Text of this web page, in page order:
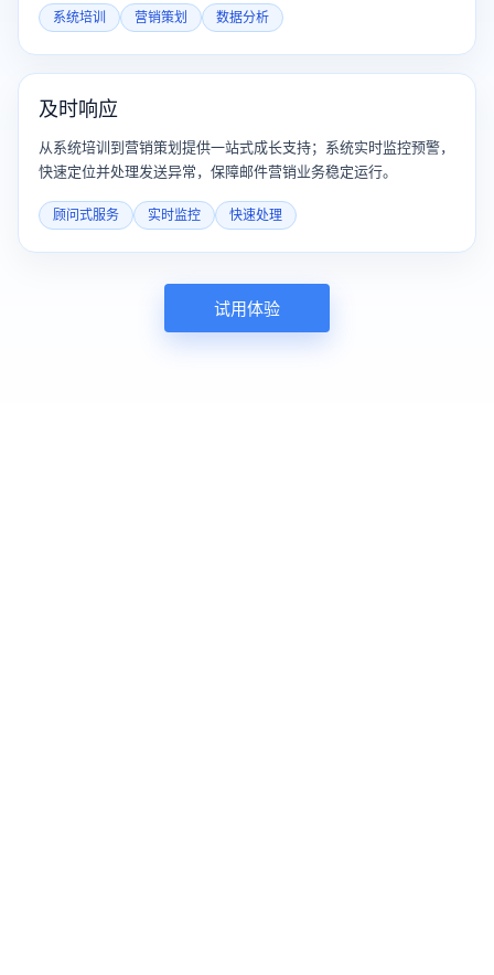
系统培训 营销策划 数据分析
及时响应
从系统培训到营销策划提供一站式成长支持；系统实时监控预警，
快速定位并处理发送异常，保障邮件营销业务稳定运行。
顾问式服务 实时监控 快速处理
试用体验